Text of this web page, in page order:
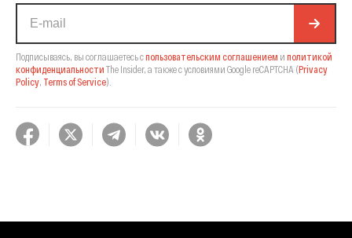
Подписываясь, вы соглашаетесь спользовательским соглашением и политикой
конфиденциальности The Insider, а также с условиями Google reCAPTCHA (Privacy
Policy, Terms of Service).